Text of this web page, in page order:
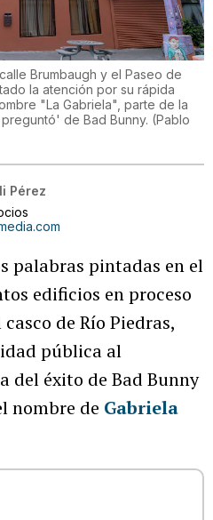
Brumbaugh y el Paseo de
la atención por su rápida
"La Gabriela", parte de la
de Bad Bunny. (Pablo
Pérez
palabras pintadas en el
edificios en proceso
de Río Piedras,
pública al
del éxito de Bad Bunny
nombre de Gabriela